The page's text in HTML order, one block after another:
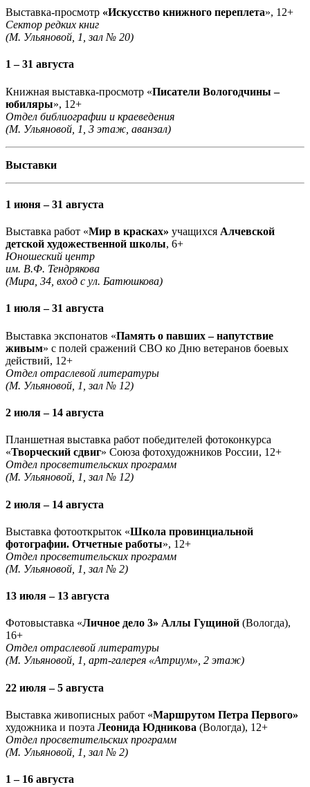
Выставка-просмотр «Искусство книжного переплета», 12+
Сектор редких книг
(М. Ульяновой, 1, зал № 20)
1 – 31 августа
Книжная выставка-просмотр «Писатели Вологодчины –
юбиляры», 12+
Отдел библиографии и краеведения
(М. Ульяновой, 1, 3 этаж, аванзал)
Выставки
1 июня – 31 августа
Выставка работ «Мир в красках» учащихся Алчевской
детской художественной школы, 6+
Юношеский центр
им. В.Ф. Тендрякова
(Мира, 34, вход с ул. Батюшкова)
1 июля – 31 августа
Выставка экспонатов «Память о павших – напутствие
живым» с полей сражений СВО ко Дню ветеранов боевых
действий, 12+
Отдел отраслевой литературы
(М. Ульяновой, 1, зал № 12)
2 июля – 14 августа
Планшетная выставка работ победителей фотоконкурса
«Творческий сдвиг» Союза фотохудожников России, 12+
Отдел просветительских программ
(М. Ульяновой, 1, зал № 12)
2 июля – 14 августа
Выставка фотооткрыток «Школа провинциальной
фотографии. Отчетные работы», 12+
Отдел просветительских программ
(М. Ульяновой, 1, зал № 2)
13 июля – 13 августа
Фотовыставка «Личное дело 3» Аллы Гущиной (Вологда),
16+
Отдел отраслевой литературы
(М. Ульяновой, 1, арт-галерея «Атриум», 2 этаж)
22 июля – 5 августа
Выставка живописных работ «Маршрутом Петра Первого»
художника и поэта Леонида Юдникова (Вологда), 12+
Отдел просветительских программ
(М. Ульяновой, 1, зал № 2)
1 – 16 августа